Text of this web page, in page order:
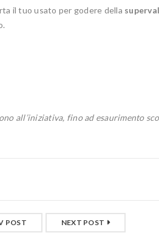
il tuo usato per godere della
all’iniziativa, fino ad esaurimento
POST NEXT POST